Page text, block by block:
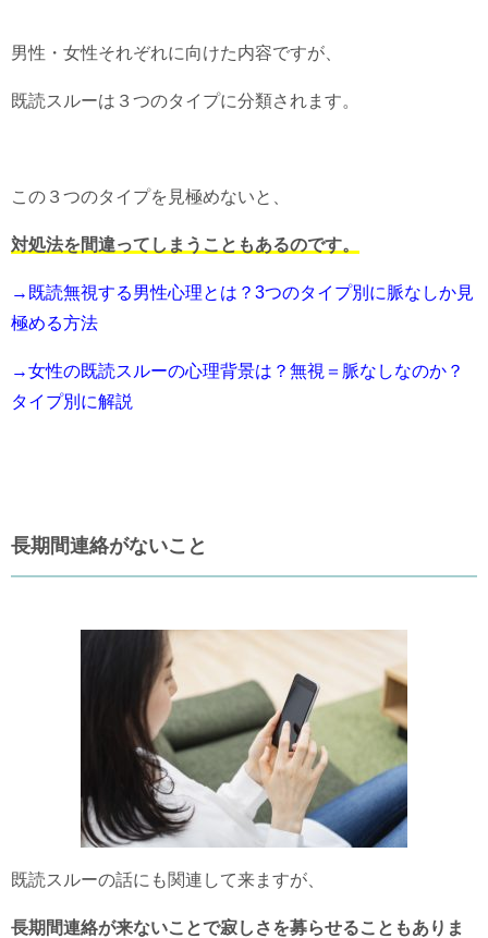
男性・女性それぞれに向けた内容ですが、
既読スルーは３つのタイプに分類されます。
この３つのタイプを見極めないと、
対処法を間違ってしまうこともあるのです。
→既読無視する男性心理とは？3つのタイプ別に脈なしか見
極める方法
→女性の既読スルーの心理背景は？無視＝脈なしなのか？
タイプ別に解説
長期間連絡がないこと
既読スルーの話にも関連して来ますが、
長期間連絡が来ないことで寂しさを募らせることもありま